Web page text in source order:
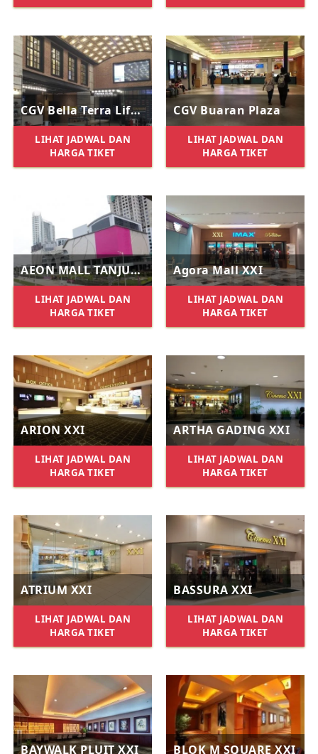
CGV Bella Terra Lifestyle Center
LIHAT JADWAL DAN
HARGA TIKET
CGV Buaran Plaza
LIHAT JADWAL DAN
HARGA TIKET
AEON MALL TANJUNG BARAT XXI
LIHAT JADWAL DAN
HARGA TIKET
Agora Mall XXI
LIHAT JADWAL DAN
HARGA TIKET
ARION XXI
LIHAT JADWAL DAN
HARGA TIKET
ARTHA GADING XXI
LIHAT JADWAL DAN
HARGA TIKET
ATRIUM XXI
LIHAT JADWAL DAN
HARGA TIKET
BASSURA XXI
LIHAT JADWAL DAN
HARGA TIKET
BAYWALK PLUIT XXI BLOK M SQUARE XXI